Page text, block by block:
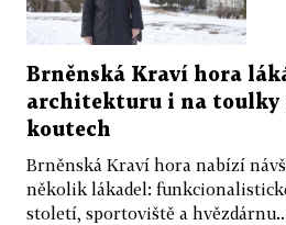
Brněnská Kraví hora
architekturu i na toulky
koutech
Brněnská Kraví hora nabízí
několik lákadel:
století, sportoviště a